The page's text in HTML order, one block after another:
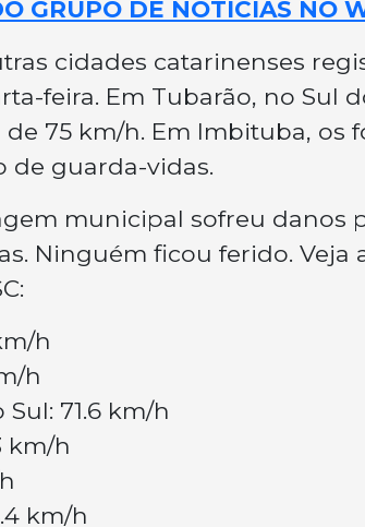
GRUPO DE NOTÍCIAS NO
cidades catarinenses
feira. Em Tubarão, no Sul
75 km/h. Em Imbituba, os
de guarda-vidas.
municipal sofreu danos
Ninguém ficou ferido. Veja
h
h
71.6 km/h
km/h
km/h